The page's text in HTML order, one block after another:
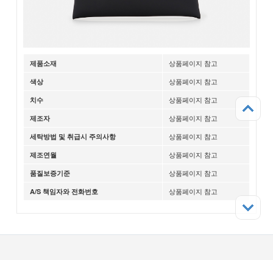
제품소재 상품페이지 참고
색상 상품페이지 참고
치수 상품페이지 참고
제조자 상품페이지 참고
세탁방법 및 취급시 주의사항 상품페이지 참고
제조연월 상품페이지 참고
품질보증기준 상품페이지 참고
A/S 책임자와 전화번호 상품페이지 참고